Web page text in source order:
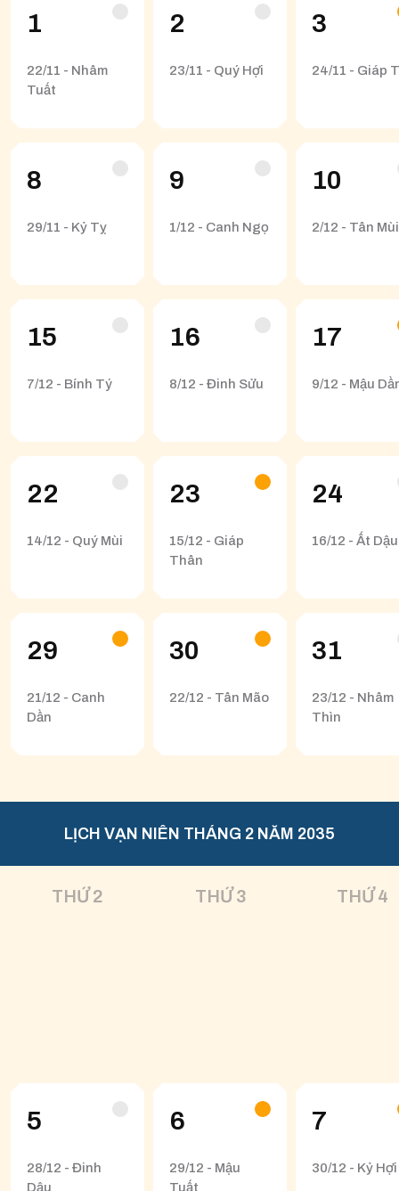
1
22/11 - Nhâm
Tuất
2
23/11 - Quý Hợi
3
24/11 - Giáp
8
29/11 - Kỷ Tỵ
9
1/12 - Canh Ngọ
10
2/12 - Tân Mùi
15
7/12 - Bính Tý
16
8/12 - Đinh Sửu
17
9/12 - Mậu
22
14/12 - Quý Mùi
23
15/12 - Giáp
Thân
24
16/12 - Ất Dậu
29
21/12 - Canh
Dần
30
22/12 - Tân Mão
31
23/12 - Nhâm
Thìn
LỊCH VẠN NIÊN THÁNG 2 NĂM 2035
THỨ 2 THỨ 3 THỨ 4
5
28/12 - Đinh
Dậu
6
29/12 - Mậu
Tuất
7
30/12 - Kỷ Hợi